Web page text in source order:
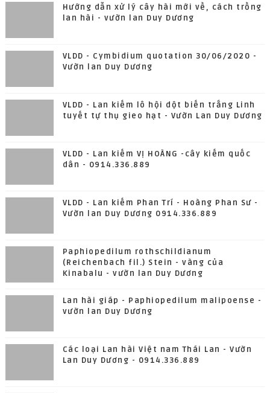
Hướng dẫn xử lý cây hài mới về, cách trồng
lan hài - vườn lan Duy Dương
VLDD - Cymbidium quotation 30/06/2020 -
Vườn lan Duy Dương
VLDD - Lan kiếm lô hội dột biến trắng Linh
tuyết tự thụ gieo hạt - Vườn Lan Duy Dương
VLDD - Lan kiếm VỊ HOÀNG -cây kiếm quốc
dân - 0914.336.889
VLDD - Lan kiếm Phan Trí - Hoàng Phan Sư -
Vườn lan Duy Dương 0914.336.889
Paphiopedilum rothschildianum
(Reichenbach fil.) Stein - vàng của
Kinabalu - vườn lan Duy Dương
Lan hài giáp - Paphiopedilum malipoense -
vườn lan Duy Dương
Các loại Lan hài Việt nam Thái Lan - Vườn
Lan Duy Dương - 0914.336.889